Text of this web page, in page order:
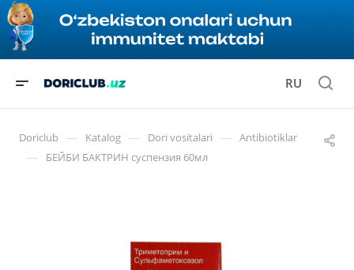
RU
Doriclub — Katalog — Dori vositalari — Antibiotiklar
— БЕЙБИ БАКТРИН суспензия 60мл